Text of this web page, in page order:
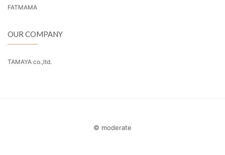
FATMAMA
OUR COMPANY
TAMAYA co.,ltd.
© moderate